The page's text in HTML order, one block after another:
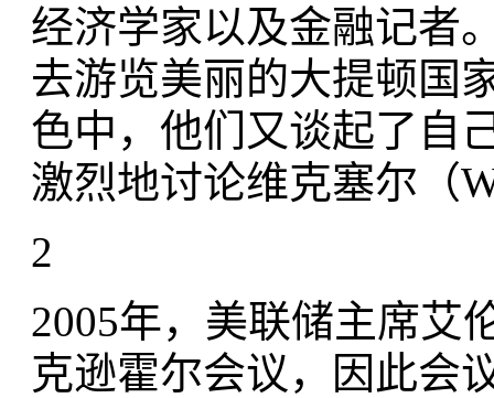
经济学家以及金融记者
去游览美丽的大提顿国
色中，他们又谈起了自
激烈地讨论维克塞尔（
2
2005年，美联储主席艾
克逊霍尔会议，因此会